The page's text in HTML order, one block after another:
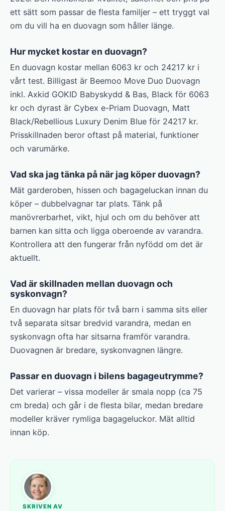
ett sätt som passar de flesta familjer – ett tryggt val
om du vill ha en duovagn som håller länge.
Hur mycket kostar en duovagn?
En duovagn kostar mellan 6063 kr och 24217 kr i
vårt test. Billigast är Beemoo Move Duo Duovagn
inkl. Axkid GOKID Babyskydd & Bas, Black för 6063
kr och dyrast är Cybex e-Priam Duovagn, Matt
Black/Rebellious Luxury Denim Blue för 24217 kr.
Prisskillnaden beror oftast på material, funktioner
och varumärke.
Vad ska jag tänka på när jag köper duovagn?
Mät garderoben, hissen och bagageluckan innan du
köper – dubbelvagnar tar plats. Tänk på
manövrerbarhet, vikt, hjul och om du behöver att
barnen kan sitta och ligga oberoende av varandra.
Kontrollera att den fungerar från nyfödd om det är
aktuellt.
Vad är skillnaden mellan duovagn och
syskonvagn?
En duovagn har plats för två barn i samma sits eller
två separata sitsar bredvid varandra, medan en
syskonvagn ofta har sitsarna framför varandra.
Duovagnen är bredare, syskonvagnen längre.
Passar en duovagn i bilens bagageutrymme?
Det varierar – vissa modeller är smala nopp (ca 75
cm breda) och går i de flesta bilar, medan bredare
modeller kräver rymliga bagageluckor. Mät alltid
innan köp.
SKRIVEN AV